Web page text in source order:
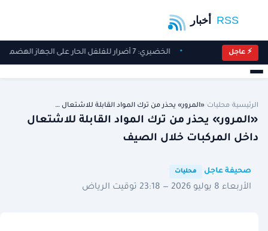
⚡ عاجل الخضيري: 7 أضرار للفلفل الحار على الجهاز الهضمي والقولون
الرئيسية محليات «المرور» يحذر من ترك المواد القابلة للاشتعال …
«المرور» يحذر من ترك المواد القابلة للاشتعال
داخل المركبات خلال الصيف
صحيفة عاجل محليات
الأربعاء 8 يوليو 2026 — 23:18 توقيت الرياض